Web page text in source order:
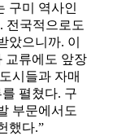
구미 역사인
전국적으로도
았으니까. 이
교류에도 앞장
시들과 자매
펼쳤다. 구
부문에서도
했다.”